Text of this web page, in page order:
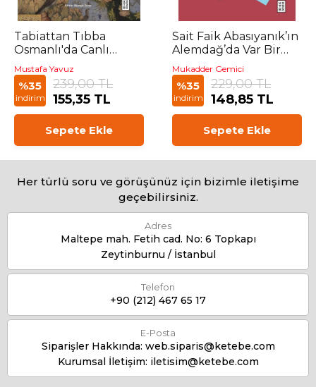
Tabiattan Tıbba
Osmanlı'da Canlı
Bilimleri
Mustafa Yavuz
%35
indirim
239,00 TL
155,35 TL
Sepete Ekle
Sait Faik Abasıyanık’ın
Alemdağ’da Var Bir
Yılan’ı
Mukadder Gemici
%35
indirim
229,00 TL
148,85 TL
Sepete Ekle
Her türlü soru ve görüşünüz için bizimle iletişime
geçebilirsiniz.
Adres
Maltepe mah. Fetih cad. No: 6 Topkapı
Zeytinburnu / İstanbul
Telefon
+90 (212) 467 65 17
E-Posta
Siparişler Hakkında: web.siparis@ketebe.com
Kurumsal İletişim: iletisim@ketebe.com